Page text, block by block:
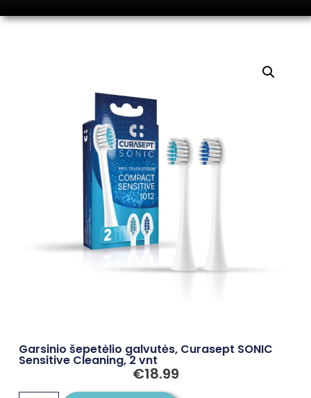
Garsinio šepetėlio galvutės, Curasept SONIC
Sensitive Cleaning, 2 vnt
€18.99